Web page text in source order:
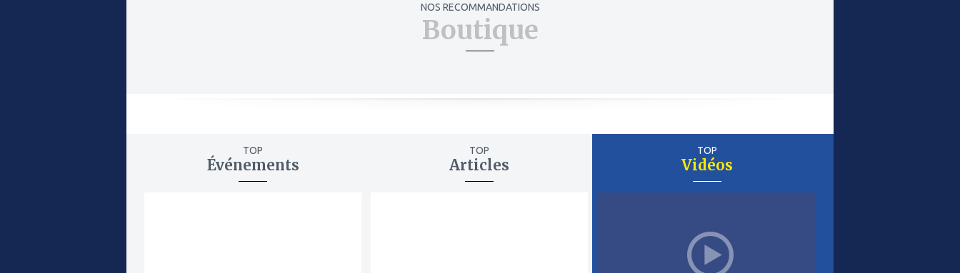
NOS RECOMMANDATIONS
Boutique
TOP
Événements
TOP
Articles
TOP
Vidéos